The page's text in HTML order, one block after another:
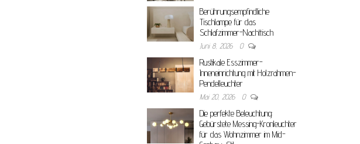
Berührungsempfindliche
Tischlampe für das
Schlafzimmer-Nachttisch
Juni 8, 2026 0
Rustikale Esszimmer-
Inneneinrichtung mit Holzrahmen-
Pendelleuchter
Mai 20, 2026 0
Die perfekte Beleuchtung:
Gebürstete Messing-Kronleuchter
für das Wohnzimmer im Mid-